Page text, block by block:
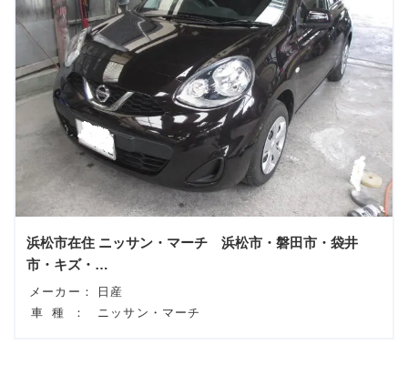
浜松市在住 ニッサン・マーチ 浜松市・磐田市・袋井
市・キズ・…
メーカー：
日産
車種：
ニッサン・マーチ